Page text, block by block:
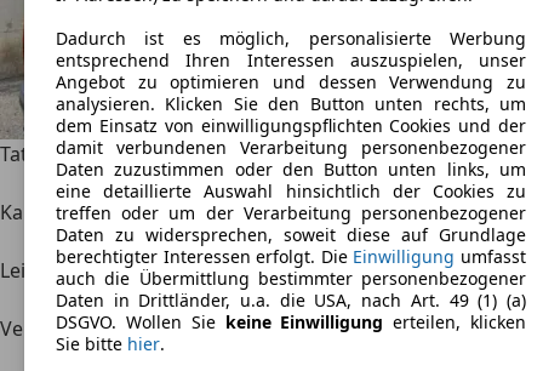
Tata Indica Eckdaten
KarosserieLimousine
Leistung52–62 kW (71–84 PS)
Verbrauch (komb.)4.9–6.4 l/100km
Dadurch ist es möglich, personalisierte Werbung
entsprechend Ihren Interessen auszuspielen, unser
Angebot zu optimieren und dessen Verwendung zu
analysieren. Klicken Sie den Button unten rechts, um
dem Einsatz von einwilligungspflichten Cookies und der
damit verbundenen Verarbeitung personenbezogener
Daten zuzustimmen oder den Button unten links, um
eine detaillierte Auswahl hinsichtlich der Cookies zu
treffen oder um der Verarbeitung personenbezogener
Daten zu widersprechen, soweit diese auf Grundlage
berechtigter Interessen erfolgt. Die Einwilligung umfasst
auch die Übermittlung bestimmter personenbezogener
Daten in Drittländer, u.a. die USA, nach Art. 49 (1) (a)
DSGVO. Wollen Sie keine Einwilligung erteilen, klicken
Sie bitte hier.